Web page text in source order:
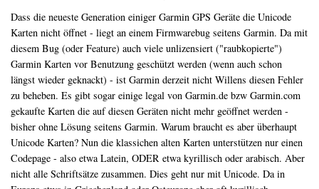
Dass die neueste Generation einiger Garmin GPS Geräte die Unicode
Karten nicht öffnet - liegt an einem Firmwarebug seitens Garmin. Da mit
diesem Bug (oder Feature) auch viele unlizensiert ("raubkopierte")
Garmin Karten vor Benutzung geschützt werden (wenn auch schon
längst wieder geknackt) - ist Garmin derzeit nicht Willens diesen Fehler
zu beheben. Es gibt sogar einige legal von Garmin.de bzw Garmin.com
gekaufte Karten die auf diesen Geräten nicht mehr geöffnet werden -
bisher ohne Lösung seitens Garmin. Warum braucht es aber überhaupt
Unicode Karten? Nun die klassichen alten Karten unterstützen nur einen
Codepage - also etwa Latein, ODER etwa kyrillisch oder arabisch. Aber
nicht alle Schriftsätze zusammen. Dies geht nur mit Unicode. Da in